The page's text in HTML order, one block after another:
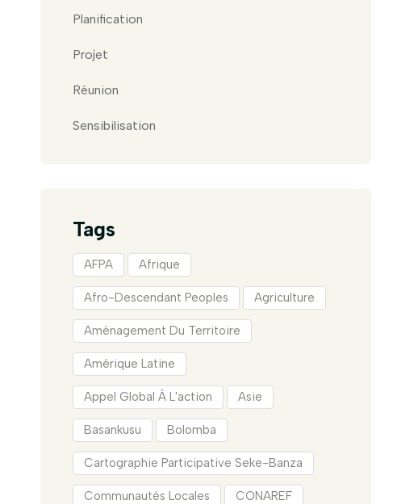
Planification
Projet
Réunion
Sensibilisation
Tags
AFPA Afrique
Afro-Descendant Peoples Agriculture
Aménagement Du Territoire
Amérique Latine
Appel Global À L'action Asie
Basankusu Bolomba
Cartographie Participative Seke-Banza
Communautés Locales CONAREF